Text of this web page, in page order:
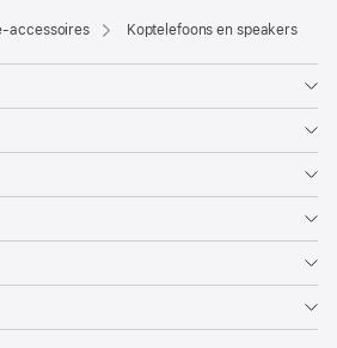
accessoires Koptelefoons en speakers